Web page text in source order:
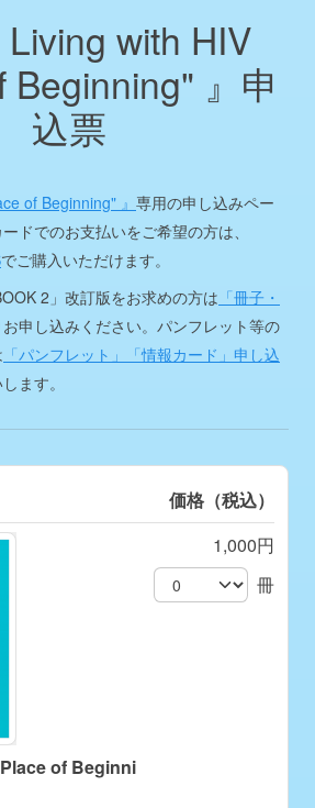
with HIV
Beginning" 』申
込票
of Beginning" 』 専用の申し込みペー
ドでのお支払いをご希望の方は、
でご購入いただけます。
2」改訂版をお求めの方は 「冊子・
お申し込みください。パンフレット等の
「パンフレット」「情報カード」申し込
ます。
価格（税込）
of Beginni
1,000円
冊